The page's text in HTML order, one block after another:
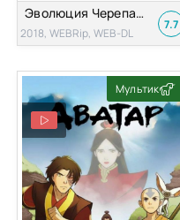
Эволюция Черепашек-ниндзя
2018, WEBRip, WEB-DL
7.7
Мультик